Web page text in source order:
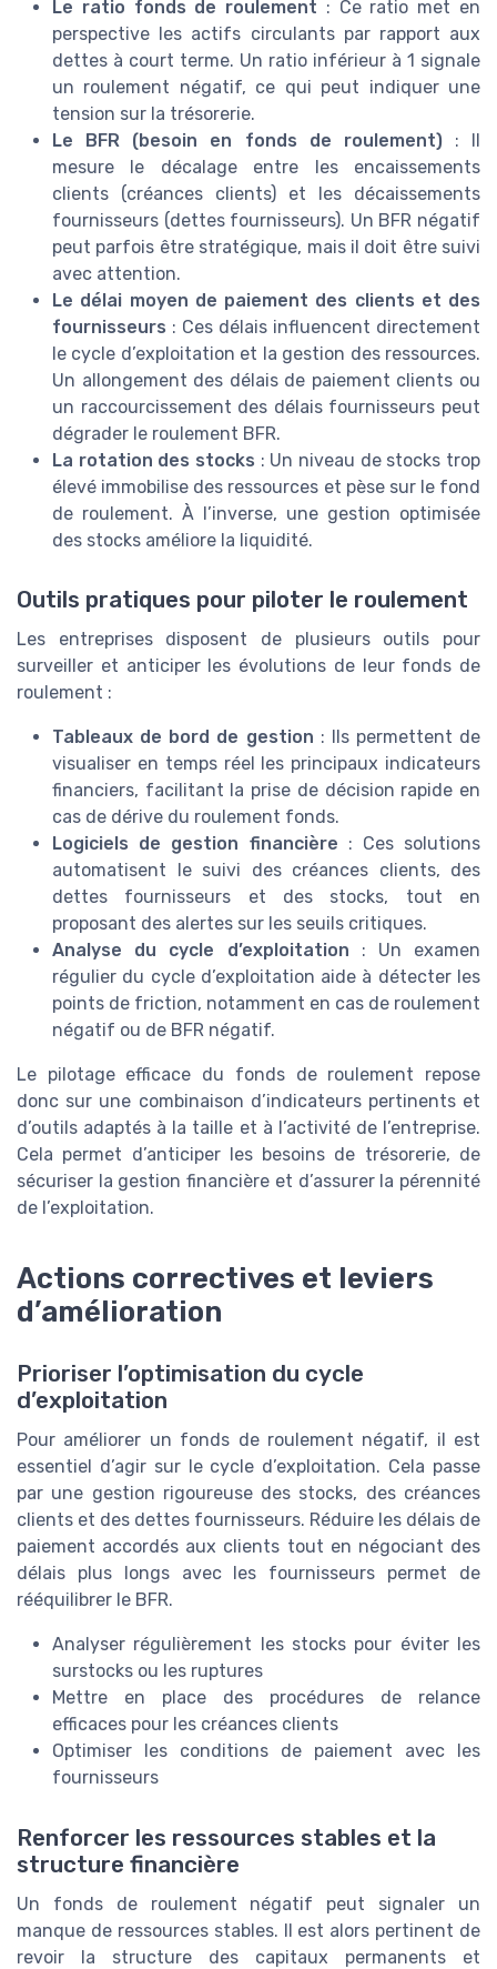
Le ratio fonds de roulement : Ce ratio met en
perspective les actifs circulants par rapport aux
dettes à court terme. Un ratio inférieur à 1 signale
un roulement négatif, ce qui peut indiquer une
tension sur la trésorerie.
Le BFR (besoin en fonds de roulement): Il
mesure le décalage entre les encaissements
clients (créances clients) et les décaissements
fournisseurs (dettes fournisseurs). Un BFR négatif
peut parfois être stratégique, mais il doit être suivi
avec attention.
Le délai moyen de paiement des clients et des
fournisseurs : Ces délais influencent directement
le cycle d’exploitation et la gestion des ressources.
Un allongement des délais de paiement clients ou
un raccourcissement des délais fournisseurs peut
dégrader le roulement BFR.
La rotation des stocks : Un niveau de stocks trop
élevé immobilise des ressources et pèse sur le fond
de roulement. À l’inverse, une gestion optimisée
des stocks améliore la liquidité.
Outils pratiques pour piloter le roulement
Les entreprises disposent de plusieurs outils pour
surveiller et anticiper les évolutions de leur fonds de
roulement :
Tableaux de bord de gestion : Ils permettent de
visualiser en temps réel les principaux indicateurs
financiers, facilitant la prise de décision rapide en
cas de dérive du roulement fonds.
Logiciels de gestion financière : Ces solutions
automatisent le suivi des créances clients, des
dettes fournisseurs et des stocks, tout en
proposant des alertes sur les seuils critiques.
Analyse du cycle d’exploitation : Un examen
régulier du cycle d’exploitation aide à détecter les
points de friction, notamment en cas de roulement
négatif ou de BFR négatif.
Le pilotage efficace du fonds de roulement repose
donc sur une combinaison d’indicateurs pertinents et
d’outils adaptés à la taille et à l’activité de l’entreprise.
Cela permet d’anticiper les besoins de trésorerie, de
sécuriser la gestion financière et d’assurer la pérennité
de l’exploitation.
Actions correctives et leviers
d’amélioration
Prioriser l’optimisation du cycle
d’exploitation
Pour améliorer un fonds de roulement négatif, il est
essentiel d’agir sur le cycle d’exploitation. Cela passe
par une gestion rigoureuse des stocks, des créances
clients et des dettes fournisseurs. Réduire les délais de
paiement accordés aux clients tout en négociant des
délais plus longs avec les fournisseurs permet de
rééquilibrer le BFR.
Analyser régulièrement les stocks pour éviter les
surstocks ou les ruptures
Mettre en place des procédures de relance
efficaces pour les créances clients
Optimiser les conditions de paiement avec les
fournisseurs
Renforcer les ressources stables et la
structure financière
Un fonds de roulement négatif peut signaler un
manque de ressources stables. Il est alors pertinent de
revoir la structure des capitaux permanents et